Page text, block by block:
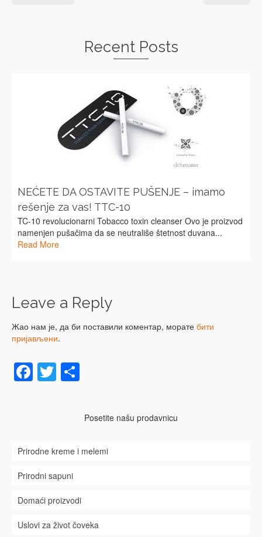
Recent Posts
NEĆETE DA OSTAVITE PUŠENJE – imamo
rešenje za vas! TTC-10
TC-10 revolucionarni Tobacco toxin cleanser Ovo je proizvod
namenjen pušačima da se neutrališe štetnost duvana...
Read More
Leave a Reply
Жао нам је, да би поставили коментар, морате бити
пријављени.
Facebook
Twitter
Posetite našu prodavnicu
Prirodne kreme i melemi
Prirodni sapuni
Domaći proizvodi
Uslovi za život čoveka